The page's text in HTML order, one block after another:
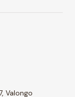
Valongo